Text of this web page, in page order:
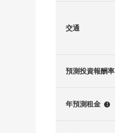
交通
預測投資報酬率
年預測租金 !